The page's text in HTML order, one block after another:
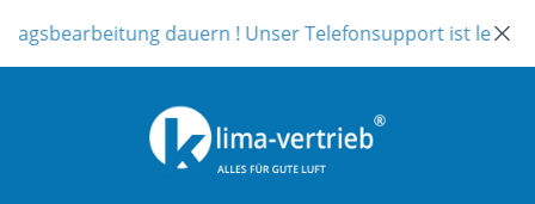
Zum Hauptinhalt springendauern ! Unser Telefonsupport ist leider